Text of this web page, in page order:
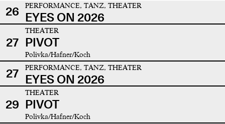
26
PERFORMANCE, TANZ, THEATER
EYES ON 2026
27
THEATER
PIVOT
Polivka/Hafner/Koch
27 PERFORMANCE, TANZ, THEATER
EYES ON 2026
29
THEATER
PIVOT
Polivka/Hafner/Koch